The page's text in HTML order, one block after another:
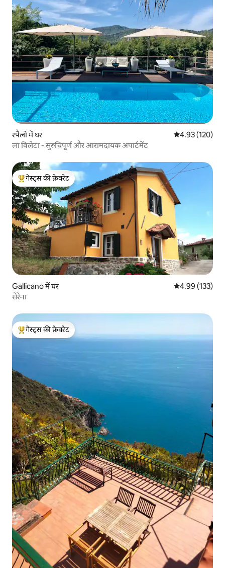
रपैलो में घर औसत रेटिंग 5 में से
4.93 (120)
ला विलेटा - सुरुचिपूर्ण और आरामदायक अपार्टमेंट
गेस्ट्स का टॉप फ़ेवरेट
गेस्ट्स की फ़ेवरेट
Gallicano में घर औसत रेटिंग 5 में से
4.99 (133)
सेरेना
गेस्ट्स का टॉप फ़ेवरेट
गेस्ट्स की फ़ेवरेट